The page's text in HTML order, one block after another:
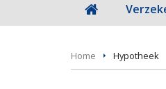
Home Hypotheek